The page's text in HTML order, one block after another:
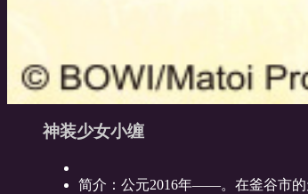
神装少女小缠
简介： 公元2016年——。在釜谷市的